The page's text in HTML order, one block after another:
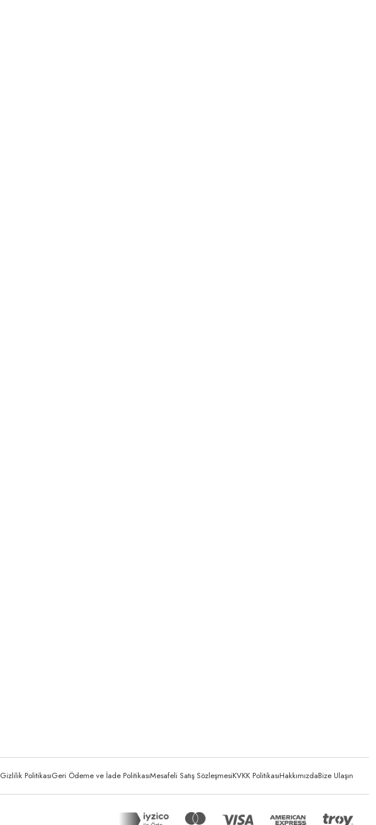
Gizlilik PolitikasıGeri Ödeme ve İade PolitikasıMesafeli Satış SözleşmesiKVKK PolitikasıHakkımızdaBize Ulaşın